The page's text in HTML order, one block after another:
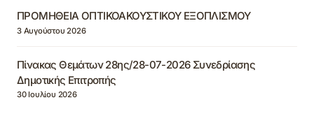
ΠΡΟΜΗΘΕΙΑ ΟΠΤΙΚΟΑΚΟΥΣΤΙΚΟΥ ΕΞΟΠΛΙΣΜΟΥ
3 Αυγούστου 2026
Πίνακας Θεμάτων 28ης/28-07-2026 Συνεδρίασης
Δημοτικής Επιτροπής
30 Ιουλίου 2026